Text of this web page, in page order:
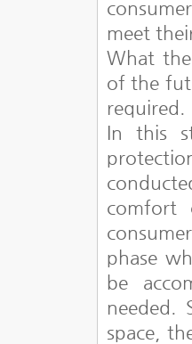
meet
What
of the
required.
In this
comfort
phase
be
needed.
space,